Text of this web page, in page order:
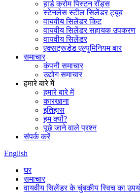
हार्ड क्रोम पिस्टन रॉड्स
स्टेनलेस स्टील सिलेंडर ट्यूब
वायवीय सिलेंडर किट
वायवीय सिलेंडर सहायक उपकरण
वायवीय सिलेंडर
एक्सट्रूडेड एल्युमिनियम बार
समाचार
कंपनी समाचार
उद्योग समाचार
हमारे बारे में
हमारे बारे में
कारखाना
इतिहास
हम क्यों?
पूछे जाने वाले प्रश्न
संपर्क करें
English
घर
समाचार
वायवीय सिलेंडर के चुंबकीय स्विच का